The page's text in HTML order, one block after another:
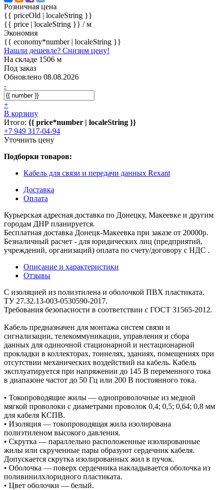
Розничная цена
{{ priceOld | localeString }}
{{ price | localeString }} / м
Экономия
{{ economy*number | localeString }}
Нашли дешевле? Снизим цену!
На складе 1506 м
Под заказ
Обновлено 08.08.2026
-
+
В корзину
Итого: {{ price*number | localeString }}
+7 949 317-04-94
Уточнить цену
Подборки товаров:
Кабель для связи и передачи данных Rexant
Доставка
Оплата
Курьерская адресная доставка по Донецку, Макеевке и другим
городам ДНР планируется.
Бесплатная доставка Донецк-Макеевка при заказе от 20000р.
Безналичный расчет - для юридических лиц (предприятий,
учреждений, организаций) оплата по счету/договору с НДС .
Описание и характеристики
Отзывы
С изоляцией из полиэтилена и оболочкой ПВХ пластиката.
ТУ 27.32.13-003-0530590-2017.
Требования безопасности в соответствии с ГОСТ 31565-2012.
Кабель предназначен для монтажа систем связи и
сигнализации, телекоммуникации, управления и сбора
данных для одиночной стационарной и нестационарной
прокладки в коллекторах, тоннелях, зданиях, помещениях при
отсутствии механических воздействий на кабель. Кабель
эксплуатируется при напряжении до 145 В переменного тока
в диапазоне частот до 50 Гц или 200 В постоянного тока.
• Токопроводящие жилы — однопроволочные из медной
мягкой проволоки с диаметрами проволок 0,4; 0,5; 0,64; 0,8 мм
для кабеля КСПВ.
• Изоляция — токопроводящая жила изолирована
полиэтиленом высокого давления.
• Скрутка — параллельно расположенные изолированные
жилы или скрученные пары образуют сердечник кабеля.
Допускается скрутка изолированных жил в пучок.
• Оболочка — поверх сердечника накладывается оболочка из
поливинилхлоридного пластиката.
• Цвет оболочки — белый.